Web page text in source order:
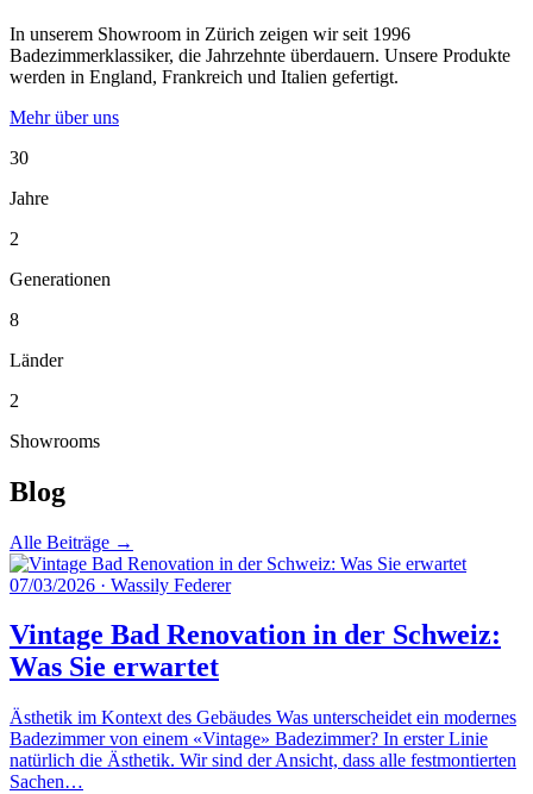
In unserem Showroom in Zürich zeigen wir seit 1996
Badezimmerklassiker, die Jahrzehnte überdauern. Unsere Produkte
werden in England, Frankreich und Italien gefertigt.
Mehr über uns
30
Jahre
2
Generationen
8
Länder
2
Showrooms
Blog
Alle Beiträge →
07/03/2026 · Wassily Federer
Vintage Bad Renovation in der Schweiz:
Was Sie erwartet
Ästhetik im Kontext des Gebäudes Was unterscheidet ein modernes
Badezimmer von einem «Vintage» Badezimmer? In erster Linie
natürlich die Ästhetik. Wir sind der Ansicht, dass alle festmontierten
Sachen…